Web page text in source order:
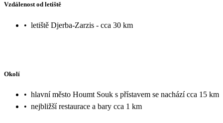
Vzdálenost od letiště
• letiště Djerba-Zarzis - cca 30 km
Okolí
• hlavní město Houmt Souk s přístavem se nachází cca 15 km
• nejbližší restaurace a bary cca 1 km